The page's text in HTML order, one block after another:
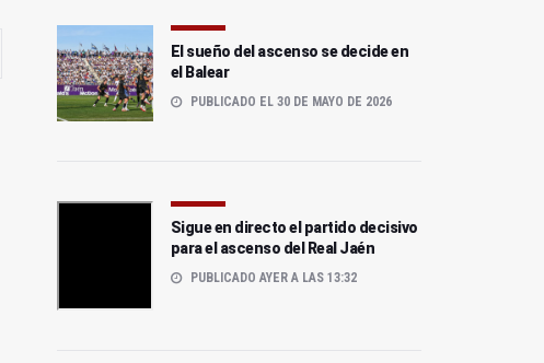
El sueño del ascenso se decide en
el Balear
PUBLICADO EL 30 DE MAYO DE 2026
Sigue en directo el partido decisivo
para el ascenso del Real Jaén
PUBLICADO AYER A LAS 13:32